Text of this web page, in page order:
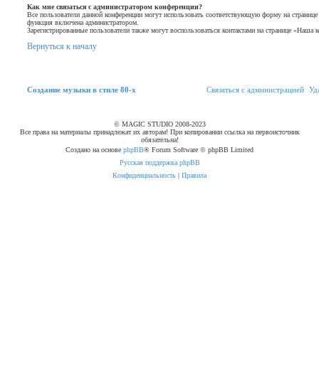
Как мне связаться с администратором конференции?
Все пользователи данной конференции могут использовать соответствующую форму на
функция включена администратором.
Зарегистрированные пользователи также могут воспользоваться контактами на странице «Наша
Вернуться к началу
Создание музыки в стиле 80-х
Связаться с
Связаться с администрацией
© MAGIC STUDIO 2008-2023
Все права на материалы принадлежат их авторам! При копировании ссылка на первоисточник
обязательна!
Создано на основе phpBB® Forum Software © phpBB Limited
Русская поддержка phpBB
Конфиденциальность | Правила